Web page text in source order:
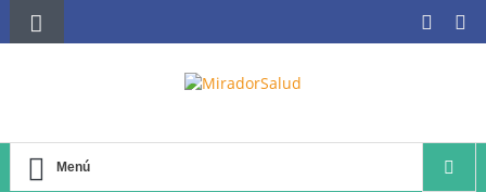
Menú